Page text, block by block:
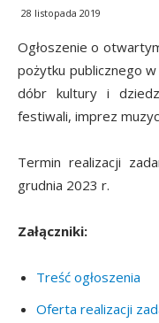
28 listopada 2019
Ogłoszenie o
pożytku publicznego
dóbr kultury i
festiwali, imprez
Termin realizacji
grudnia 2023 r.
Załączniki:
Treść ogłoszenia
Oferta realizacji